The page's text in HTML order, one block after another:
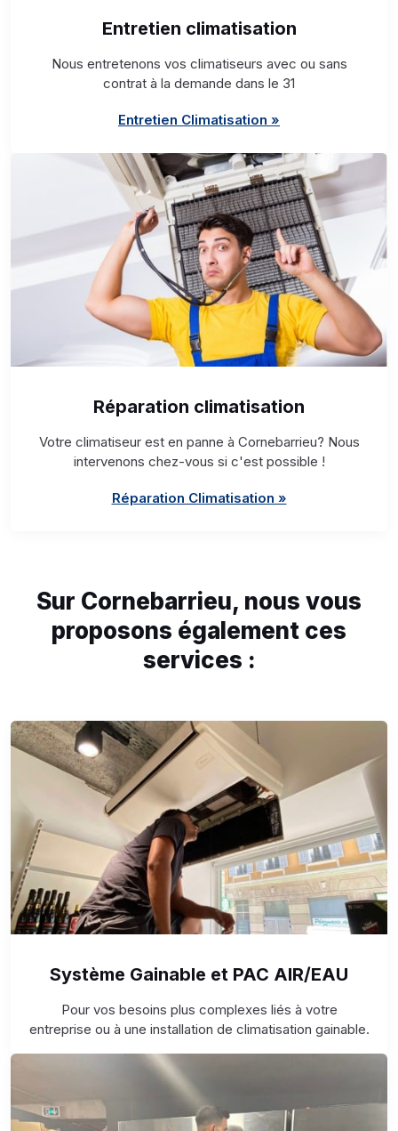
Entretien climatisation
Nous entretenons vos climatiseurs avec ou sans
contrat à la demande dans le 31
Entretien Climatisation »
Réparation climatisation
Votre climatiseur est en panne à Cornebarrieu? Nous
intervenons chez-vous si c'est possible !
Réparation Climatisation »
Sur Cornebarrieu, nous vous
proposons également ces
services :
Système Gainable et PAC AIR/EAU
Pour vos besoins plus complexes liés à votre
entreprise ou à une installation de climatisation gainable.